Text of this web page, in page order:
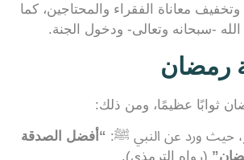
وتخفيف معاناة الفقراء والمحتاجين، كما
-سبحانه وتعالى- ودخول الجنة.
رمضان
ثوابًا عظيمًا، ومن ذلك:
حيث ورد عن النبي ﷺ: “أفضل الصدقة
(رواه الترمذي).